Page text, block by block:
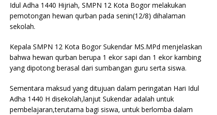
Idul Adha 1440 Hijriah, SMPN 12 Kota Bogor melakukan
pemotongan hewan qurban pada senin(12/8) dihalaman
sekolah.
Kepala SMPN 12 Kota Bogor Sukendar MS.MPd menjelaskan
bahwa hewan qurban berupa 1 ekor sapi dan 1 ekor kambing
yang dipotong berasal dari sumbangan guru serta siswa.
Sementara maksud yang ditujuan dalam peringatan Hari Idul
Adha 1440 H disekolah,lanjut Sukendar adalah untuk
pembelajaran,terutama bagi siswa, untuk berlomba dalam